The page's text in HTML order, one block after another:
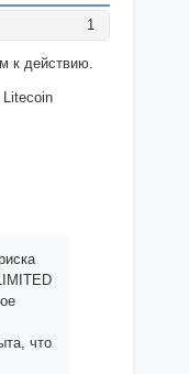
1
к действию.
что